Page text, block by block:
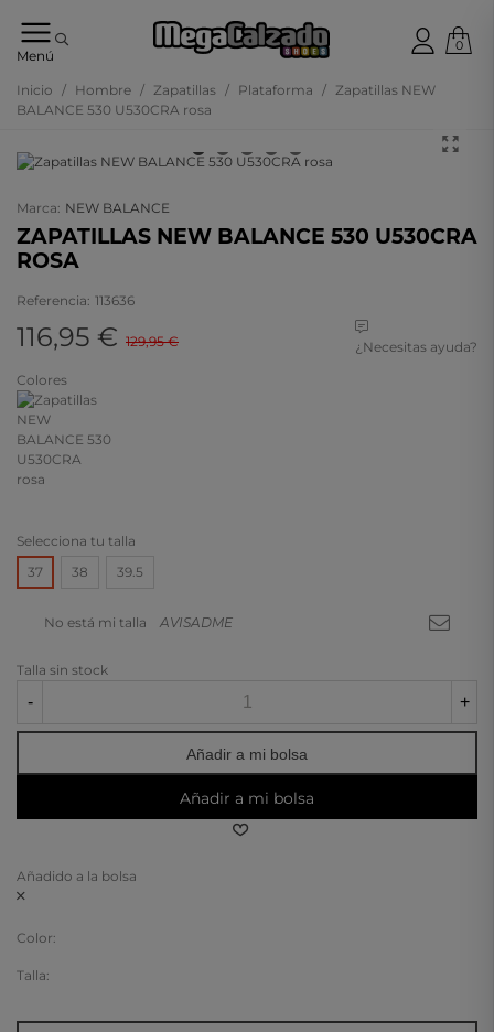
Menú
online
0
Inicio / Hombre / Zapatillas / Plataforma / Zapatillas NEW
BALANCE 530 U530CRA rosa
Marca: NEW BALANCE
ZAPATILLAS NEW BALANCE 530 U530CRA
ROSA
Referencia: 113636
116,95 € 129,95 €
¿Necesitas ayuda?
Colores
Selecciona tu talla
37
38 39.5
No está mi talla AVISADME
Talla sin stock
- +
Añadir a mi bolsa
Añadir a mi bolsa
Añadido a la bolsa
Color:
Talla: